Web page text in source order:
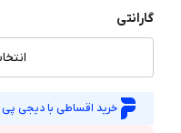
گارانتی
خرید اقساطی با دیجی پی